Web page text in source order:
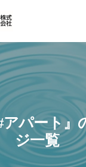
アパート』
ジ一覧